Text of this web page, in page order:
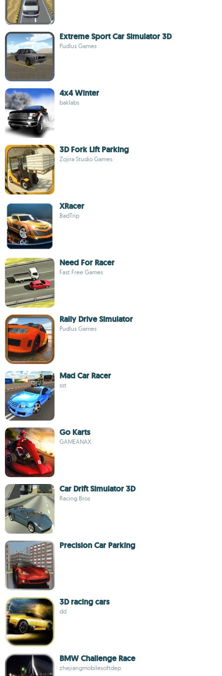
Extreme Sport Car Simulator 3D
Pudlus Games
4x4 Winter
baklabs
3D Fork Lift Parking
Zojira Studio Games
XRacer
BadTrip
Need For Racer
Fast Free Games
Rally Drive Simulator
Pudlus Games
Mad Car Racer
sst
Go Karts
GAMEANAX
Car Drift Simulator 3D
Racing Bros
Precision Car Parking
3D racing cars
dd
BMW Challenge Race
zhejiangmobilesoftdep